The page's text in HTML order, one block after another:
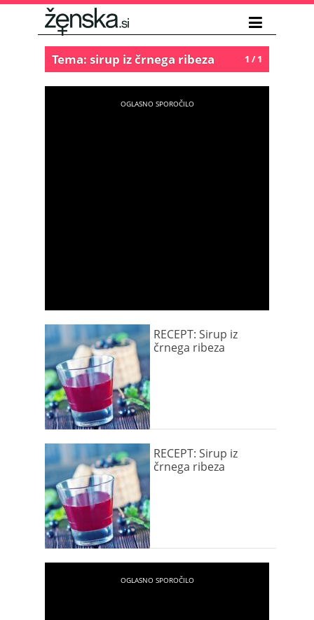
1 / 1
Tema: sirup iz črnega ribeza
RECEPT: Sirup iz
črnega ribeza
RECEPT: Sirup iz
črnega ribeza